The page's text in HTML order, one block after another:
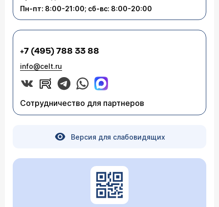
Пн-пт: 8:00-21:00; сб-вс: 8:00-20:00
+7 (495) 788 33 88
info@celt.ru
Сотрудничество для партнеров
Версия для слабовидящих